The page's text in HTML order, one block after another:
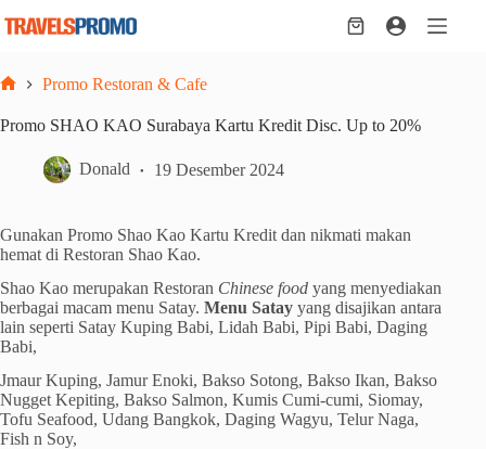
Shopping
Promo Restoran & Cafe
Promo SHAO KAO Surabaya Kartu Kredit Disc. Up to 20%
Donald 19 Desember 2024
Gunakan Promo Shao Kao Kartu Kredit dan nikmati makan
hemat di Restoran Shao Kao.
Shao Kao merupakan Restoran Chinese food yang menyediakan
berbagai macam menu Satay. Menu Satay yang disajikan antara
lain seperti Satay Kuping Babi, Lidah Babi, Pipi Babi, Daging
Babi,
Jmaur Kuping, Jamur Enoki, Bakso Sotong, Bakso Ikan, Bakso
Nugget Kepiting, Bakso Salmon, Kumis Cumi-cumi, Siomay,
Tofu Seafood, Udang Bangkok, Daging Wagyu, Telur Naga,
Fish n Soy,